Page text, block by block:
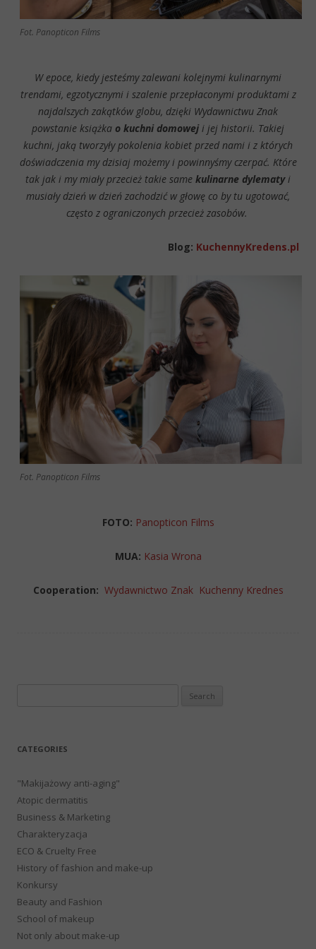
Fot. Panopticon Films
W epoce, kiedy jesteśmy zalewani kolejnymi kulinarnymi
trendami, egzotycznymi i szalenie przepłaconymi produktami z
najdalszych zakątków globu, dzięki Wydawnictwu Znak
powstanie książka o kuchni domowej i jej historii. Takiej
kuchni, jaką tworzyły pokolenia kobiet przed nami i z których
doświadczenia my dzisiaj możemy i powinnyśmy czerpać. Które
tak jak i my miały przecież takie same kulinarne dylematyi
musiały dzień w dzień zachodzić w głowę co by tu ugotować,
często z ograniczonych przecież zasobów.
Blog: KuchennyKredens.pl
Fot. Panopticon Films
FOTO: Panopticon Films
MUA: Kasia Wrona
Cooperation: Wydawnictwo Znak Kuchenny Krednes
CATEGORIES
"Makijażowy anti-aging"
Atopic dermatitis
Business & Marketing
Charakteryzacja
ECO & Cruelty Free
History of fashion and make-up
Konkursy
Beauty and Fashion
School of makeup
Not only about make-up